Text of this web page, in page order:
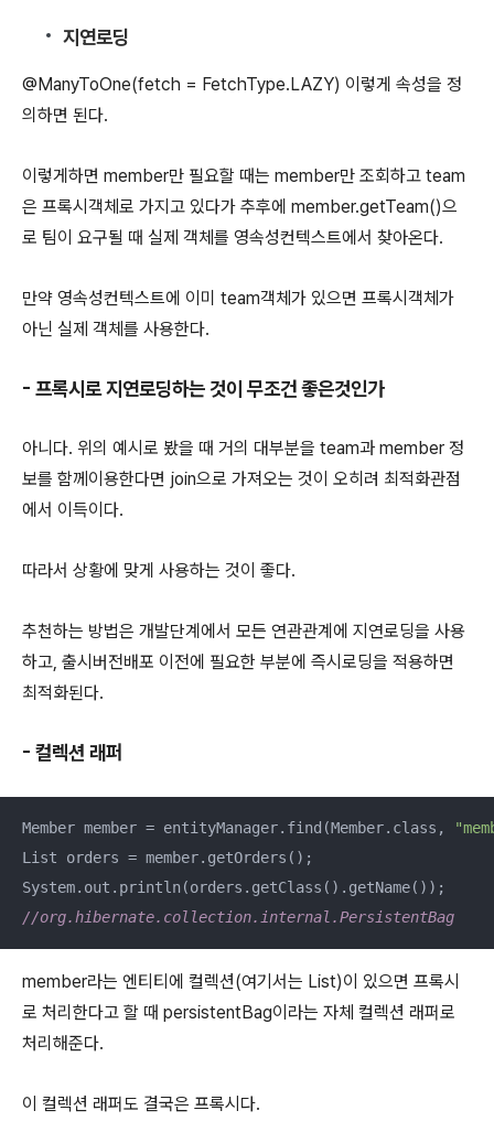
지연로딩
@ManyToOne(fetch = FetchType.LAZY) 이렇게 속성을 정
의하면 된다.
이렇게하면 member만 필요할 때는 member만 조회하고 team
은 프록시객체로 가지고 있다가 추후에 member.getTeam()으
로 팀이 요구될 때 실제 객체를 영속성컨텍스트에서 찾아온다.
만약 영속성컨텍스트에 이미 team객체가 있으면 프록시객체가
아닌 실제 객체를 사용한다.
- 프록시로 지연로딩하는 것이 무조건 좋은것인가
아니다. 위의 예시로 봤을 때 거의 대부분을 team과 member 정
보를 함께이용한다면 join으로 가져오는 것이 오히려 최적화관점
에서 이득이다.
따라서 상황에 맞게 사용하는 것이 좋다.
추천하는 방법은 개발단계에서 모든 연관관계에 지연로딩을 사용
하고, 출시버전배포 이전에 필요한 부분에 즉시로딩을 적용하면
최적화된다.
- 컬렉션 래퍼
Member member = entityManager.find(Member.class,
List orders = member.getOrders();
//org.hibernate.collection.internal.PersistentBag
member라는 엔티티에 컬렉션(여기서는 List)이 있으면 프록시
로 처리한다고 할 때 persistentBag이라는 자체 컬렉션 래퍼로
처리해준다.
이 컬렉션 래퍼도 결국은 프록시다.